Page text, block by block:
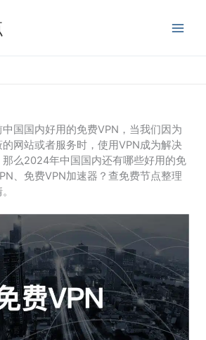
国国内好用的免费VPN，当我们因为
网站或者服务时，使用VPN成为解决
么2024年中国国内还有哪些好用的免
、免费VPN加速器？查免费节点整理